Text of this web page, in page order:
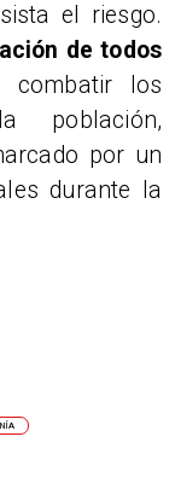
el riesgo.
de todos
combatir los
población,
por un
durante la